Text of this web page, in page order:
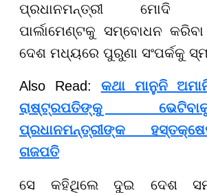
ପ୍ରଧାନମନ୍ତ୍ରୀ ମୋଦି
ପାର୍ଲାମେଣ୍ଟକୁ ସମ୍ବୋଧନ
ଦେଶ ମଧ୍ୟରେ ପୁରୁଣା ସଂପର୍କକୁ
Also Read: କଥା ମାନୁନି
ରାଷ୍ଟ୍ରପତିଙ୍କୁ
ପ୍ରଧାନମନ୍ତ୍ରୀଙ୍କ
ଗଜପତି
ସେ କହିଥିଲେ ଦୁଇ ଦେଶ